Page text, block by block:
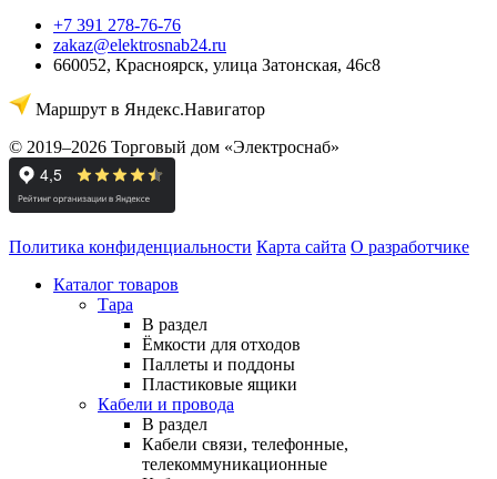
+7 391 278-76-76
zakaz@elektrosnab24.ru
660052, Красноярск, улица Затонская, 46с8
Маршрут в Яндекс.Навигатор
© 2019–2026 Торговый дом «Электроснаб»
Политика конфиденциальности Карта сайта О разработчике
Каталог товаров
Тара
В раздел
Ёмкости для отходов
Паллеты и поддоны
Пластиковые ящики
Кабели и провода
В раздел
Кабели связи, телефонные,
телекоммуникационные